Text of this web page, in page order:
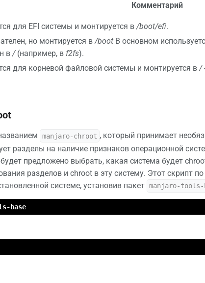
Комментарий
для EFI системы и монтируется в /boot/efi.
но монтируется в /boot В основном
в /(например, в f2fs).
для корневой файловой системы и монтируется в /
manjaro-chroot , который принимает
разделы на наличие признаков операционной
предложено выбрать, какая система будет
разделов и chroot в эту систему. Этот скрипт
системе, установив пакет manjaro-tools-
base